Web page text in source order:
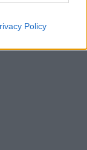
Policy